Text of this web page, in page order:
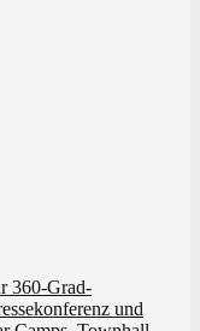
360-Grad-
und